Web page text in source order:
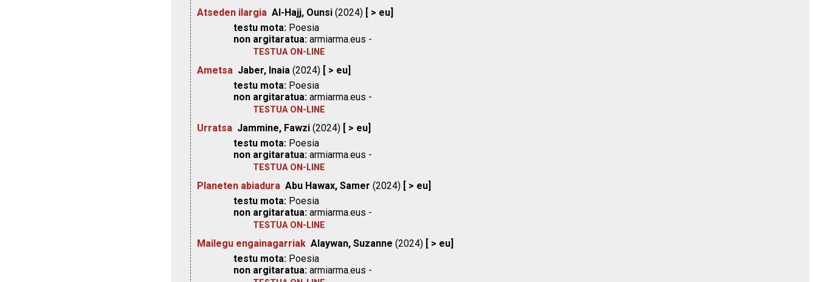
Atseden ilargia Al-Hajj, Ounsi (2024) [ > eu]
testu mota: Poesia
non argitaratua: armiarma.eus -
TESTUA ON-LINE
Ametsa Jaber, Inaia (2024) [ > eu]
testu mota: Poesia
non argitaratua: armiarma.eus -
TESTUA ON-LINE
Urratsa Jammine, Fawzi (2024) [ > eu]
testu mota: Poesia
non argitaratua: armiarma.eus -
TESTUA ON-LINE
Planeten abiadura Abu Hawax, Samer (2024) [ > eu]
testu mota: Poesia
non argitaratua: armiarma.eus -
TESTUA ON-LINE
Mailegu engainagarriak Alaywan, Suzanne (2024) [ > eu]
testu mota: Poesia
non argitaratua: armiarma.eus -